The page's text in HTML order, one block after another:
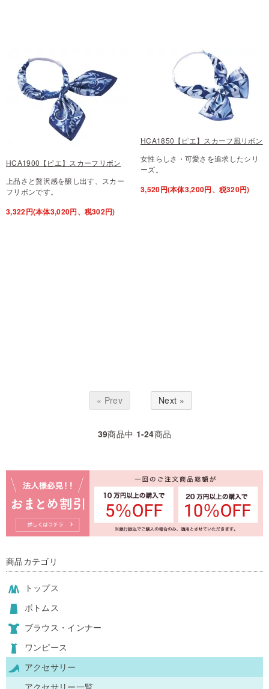
HCA1900【ピエ】スカーフリボン
上品さと贅沢感を醸し出す、スカー
フリボンです。
3,322円(本体3,020円、税302円)
HCA1850【ピエ】スカーフ風リボン
女性らしさ・可愛さを追求したシリ
ーズ。
3,520円(本体3,200円、税320円)
« Prev Next »
39商品中 1-24商品
商品カテゴリ
トップス
ボトムス
ブラウス・インナー
ワンピース
アクセサリー